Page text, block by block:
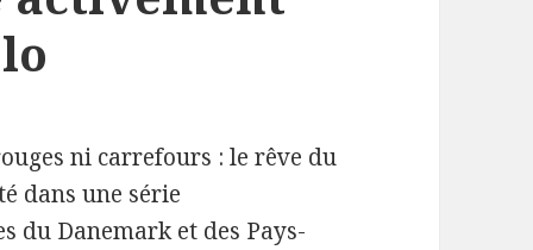
ni carrefours : le rêve du
dans une série
du Danemark et des Pays-